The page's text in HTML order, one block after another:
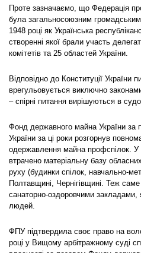
Проте зазначаємо, що Федерація
була загальносоюзним
1948 році як Українська
створенні якої брали участь
комітетів та 25 областей України.
Відповідно до Конституції України
врегульовується виключно законами
– спірні питання вирішуються в
Фонд державного майна України за
України за ці роки розгорнув
одержавлення майна профспілок. У
втрачено матеріальну базу
руху (будинки спілок, навчально-
Полтавщині, Чернігівщині. Теж
санаторно-оздоровчими закладами,
людей.
ФПУ підтвердила своє право на
році у Вищому арбітражному суді